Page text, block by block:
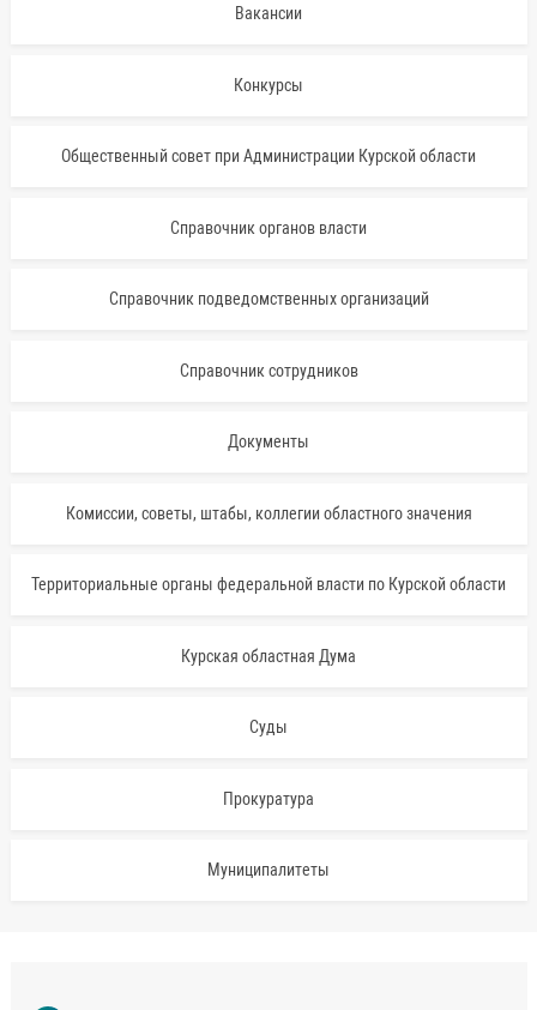
Вакансии
Конкурсы
Общественный совет при Администрации Курской области
Справочник органов власти
Справочник подведомственных организаций
Справочник сотрудников
Документы
Комиссии, советы, штабы, коллегии областного значения
Территориальные органы федеральной власти по Курской области
Курская областная Дума
Суды
Прокуратура
Муниципалитеты